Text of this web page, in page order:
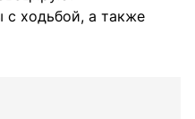
с ходьбой, а также